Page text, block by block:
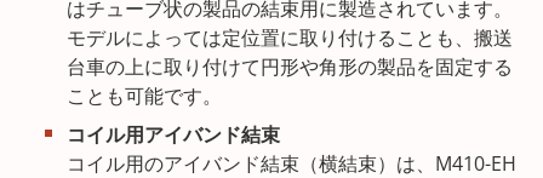
はチューブ状の製品の結束用に製造されています。
モデルによっては定位置に取り付けることも、搬送
台車の上に取り付けて円形や角形の製品を固定する
ことも可能です。
コイル用アイバンド結束
コイル用のアイバンド結束（横結束）は、M410-EH